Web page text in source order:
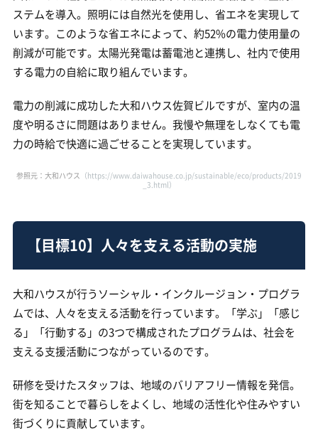
ステムを導入。照明には自然光を使用し、省エネを実現して
います。このような省エネによって、約52%の電力使用量の
削減が可能です。太陽光発電は蓄電池と連携し、社内で使用
する電力の自給に取り組んでいます。
電力の削減に成功した大和ハウス佐賀ビルですが、室内の温
度や明るさに問題はありません。我慢や無理をしなくても電
力の時給で快適に過ごせることを実現しています。
参照元：大和ハウス （https://www.daiwahouse.co.jp/sustainable/eco/products/2019
_3.html）
【目標10】人々を支える活動の実施
大和ハウスが行うソーシャル・インクルージョン・プログラ
ムでは、人々を支える活動を行っています。「学ぶ」「感じ
る」「行動する」の3つで構成されたプログラムは、社会を
支える支援活動につながっているのです。
研修を受けたスタッフは、地域のバリアフリー情報を発信。
街を知ることで暮らしをよくし、地域の活性化や住みやすい
街づくりに貢献しています。